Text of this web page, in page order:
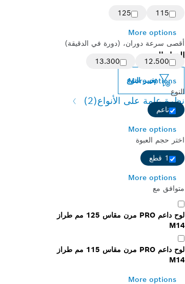
115
125
More options
أقصى سرعة دوران، (دورة في الدقيقة)
12.500
13.300
More options
النوع
ناعم
More options
اختر حجم العبوة
1 قطع
More options
متوافق مع
لوح داعم PRO مرن مقاس 125 مم طراز
M14
لوح داعم PRO مرن مقاس 115 مم طراز
M14
More options
الخيار المحدد
تغيير النوع
نظرة عامة على الأنواع(2)